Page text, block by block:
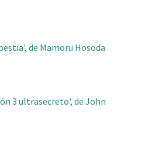
de Mamoru Hosoda
3 ultrasecreto', de John